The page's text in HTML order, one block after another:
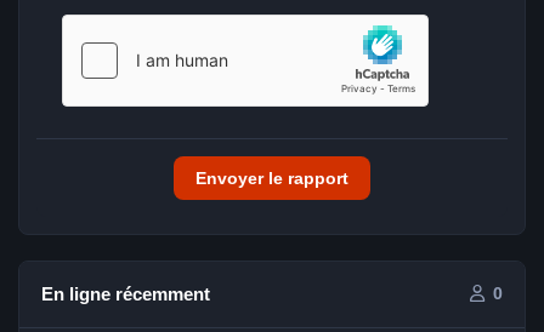
Envoyer le rapport
En ligne récemment 0